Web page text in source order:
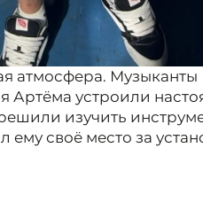
атмосфера. Музыканты
Артёма устроили
изучить
своё место за